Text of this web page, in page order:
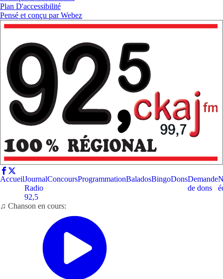
Plan D'accessibilité
Pensé et conçu parWebez
AccueilJournal
Radio
92,5
ConcoursProgrammationBaladosBingoDonsDemande
de dons
♫ Chanson en cours: